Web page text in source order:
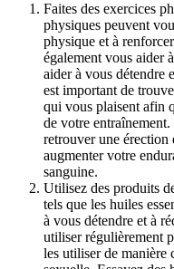
Faites des exercices
physiques peuvent
physique et à
également vous aider
aider à vous détendre
est important de
qui vous plaisent afin
de votre
retrouver une érection
augmenter votre
sanguine.
Utilisez des produits
tels que les huiles
à vous détendre et à
utiliser régulièrement
les utiliser de manière